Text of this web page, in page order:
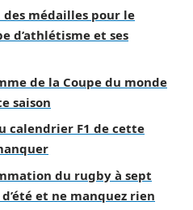
médailles pour le
d’athlétisme et ses
de la Coupe du monde
saison
calendrier F1 de cette
du rugby à sept
et ne manquez rien